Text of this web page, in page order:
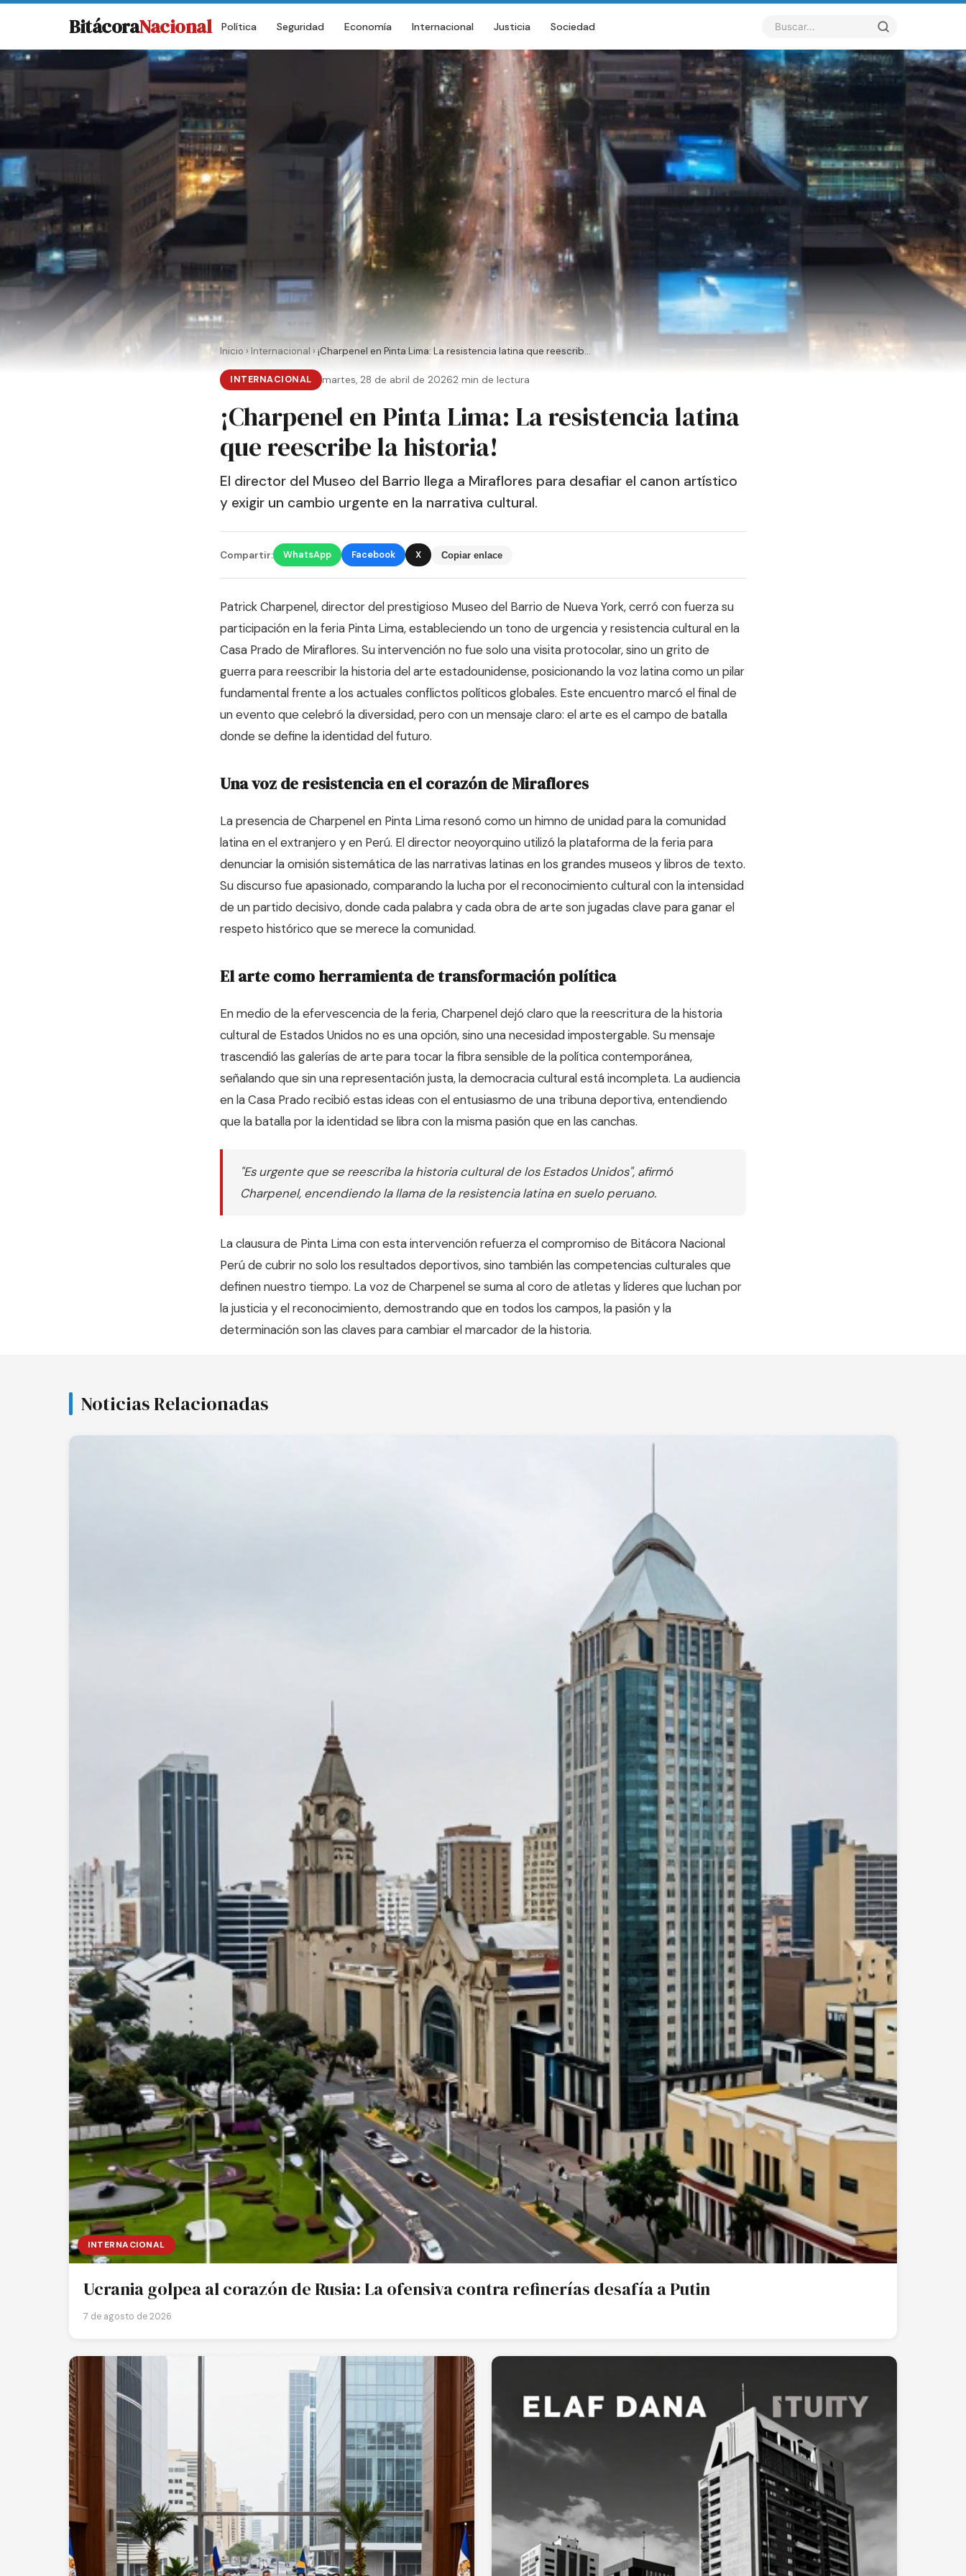
BitácoraNacional Política Seguridad Economía Internacional Justicia Sociedad
Inicio › Internacional › ¡Charpenel en Pinta Lima: La resistencia latina que reescrib...
INTERNACIONAL martes, 28 de abril de 20262 min de lectura
¡Charpenel en Pinta Lima: La resistencia latina
que reescribe la historia!
El director del Museo del Barrio llega a Miraflores para desafiar el canon artístico
y exigir un cambio urgente en la narrativa cultural.
Compartir: WhatsApp Facebook X Copiar enlace
Patrick Charpenel, director del prestigioso Museo del Barrio de Nueva York, cerró con fuerza su
participación en la feria Pinta Lima, estableciendo un tono de urgencia y resistencia cultural en la
Casa Prado de Miraflores. Su intervención no fue solo una visita protocolar, sino un grito de
guerra para reescribir la historia del arte estadounidense, posicionando la voz latina como un pilar
fundamental frente a los actuales conflictos políticos globales. Este encuentro marcó el final de
un evento que celebró la diversidad, pero con un mensaje claro: el arte es el campo de batalla
donde se define la identidad del futuro.
Una voz de resistencia en el corazón de Miraflores
La presencia de Charpenel en Pinta Lima resonó como un himno de unidad para la comunidad
latina en el extranjero y en Perú. El director neoyorquino utilizó la plataforma de la feria para
denunciar la omisión sistemática de las narrativas latinas en los grandes museos y libros de texto.
Su discurso fue apasionado, comparando la lucha por el reconocimiento cultural con la intensidad
de un partido decisivo, donde cada palabra y cada obra de arte son jugadas clave para ganar el
respeto histórico que se merece la comunidad.
El arte como herramienta de transformación política
En medio de la efervescencia de la feria, Charpenel dejó claro que la reescritura de la historia
cultural de Estados Unidos no es una opción, sino una necesidad impostergable. Su mensaje
trascendió las galerías de arte para tocar la fibra sensible de la política contemporánea,
señalando que sin una representación justa, la democracia cultural está incompleta. La audiencia
en la Casa Prado recibió estas ideas con el entusiasmo de una tribuna deportiva, entendiendo
que la batalla por la identidad se libra con la misma pasión que en las canchas.
"Es urgente que se reescriba la historia cultural de los Estados Unidos", afirmó
Charpenel, encendiendo la llama de la resistencia latina en suelo peruano.
La clausura de Pinta Lima con esta intervención refuerza el compromiso de Bitácora Nacional
Perú de cubrir no solo los resultados deportivos, sino también las competencias culturales que
definen nuestro tiempo. La voz de Charpenel se suma al coro de atletas y líderes que luchan por
la justicia y el reconocimiento, demostrando que en todos los campos, la pasión y la
determinación son las claves para cambiar el marcador de la historia.
Noticias Relacionadas
INTERNACIONAL
Ucrania golpea al corazón de Rusia: La ofensiva contra refinerías desafía a Putin
7 de agosto de 2026